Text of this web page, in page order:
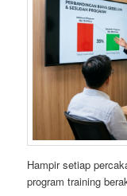
Hampir setiap
program training